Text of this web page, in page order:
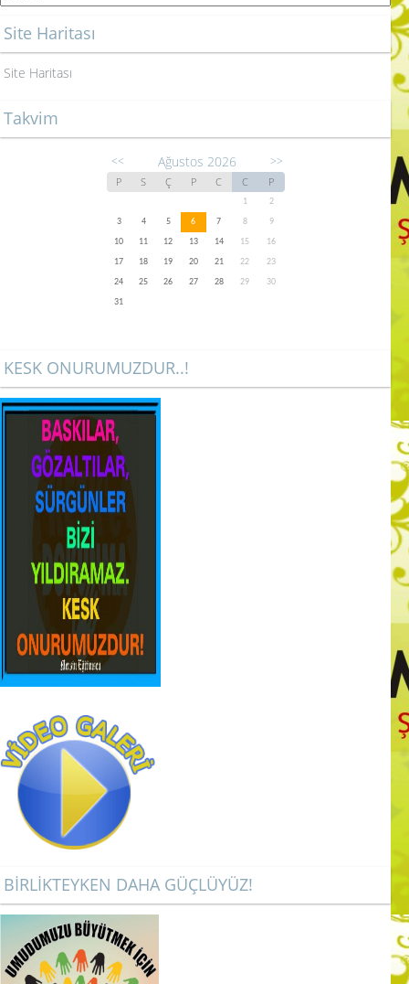
Site Haritası
Site Haritası
Takvim
<< Ağustos 2026 >>
P S Ç P C C P
1
2
3
4 5 6 7 8
9
10
11 12 13 14 15
16
17
18 19 20 21 22
23
24
25 26 27 28 29
30
31
KESK ONURUMUZDUR..!
BİRLİKTEYKEN DAHA GÜÇLÜYÜZ!